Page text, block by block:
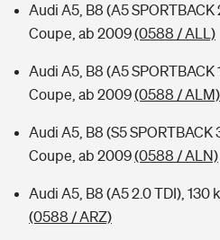
Audi A5, B8 (A5 SPORTBACK
Coupe, ab 2009(0588 / ALL)
Audi A5, B8 (A5 SPORTBACK
Coupe, ab 2009(0588 / ALM)
Audi A5, B8 (S5 SPORTBACK
Coupe, ab 2009(0588 / ALN)
Audi A5, B8 (A5 2.0 TDI), 130
(0588 / ARZ)